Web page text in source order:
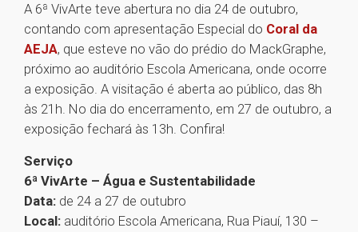
A 6ª VivArte teve abertura no dia 24 de outubro,
contando com apresentação Especial do Coral da
AEJA, que esteve no vão do prédio do MackGraphe,
próximo ao auditório Escola Americana, onde ocorre
a exposição. A visitação é aberta ao público, das 8h
às 21h. No dia do encerramento, em 27 de outubro, a
exposição fechará às 13h. Confira!
Serviço
6ª VivArte – Água e Sustentabilidade
Data: de 24 a 27 de outubro
Local: auditório Escola Americana, Rua Piauí, 130 –